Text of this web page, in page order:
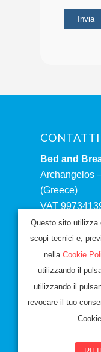
Bed and
Archangelos
(Greece)
VAT
E-mail:
Questo sito utilizza
scopi tecnici e,
nella Cookie
utilizzando il
utilizzando il
revocare il tuo